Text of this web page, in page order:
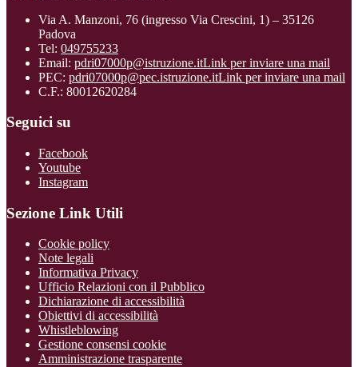
Via A. Manzoni, 76 (ingresso Via Crescini, 1) – 35126
Padova
Tel: 049755233
Email: pdri07000p@istruzione.itLink per inviare una mail
PEC: pdri07000p@pec.istruzione.itLink per inviare una mail
C.F.: 80012620284
Seguici su
Facebook
Youtube
Instagram
Sezione Link Utili
Cookie policy
Note legali
Informativa Privacy
Ufficio Relazioni con il Pubblico
Dichiarazione di accessibilità
Obiettivi di accessibilità
Whistleblowing
Gestione consensi cookie
Amministrazione trasparente